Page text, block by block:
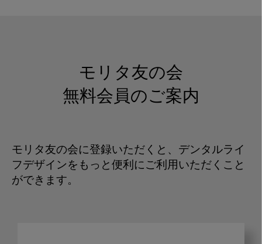
モリタ友の会
無料会員のご案内
モリタ友の会に登録いただくと、デンタルライ
フデザインをもっと便利にご利用いただくこと
ができます。